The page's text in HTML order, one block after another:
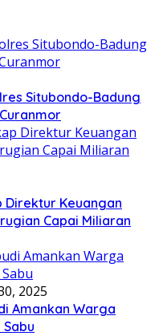
Situbondo-Badung
Direktur Keuangan
Capai Miliaran
2025
Amankan Warga